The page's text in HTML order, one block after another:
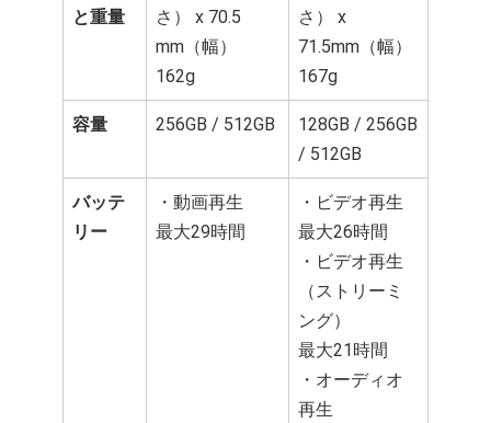
と重量
さ） x 70.5
mm（幅）
162g
さ） x
71.5mm（幅）
167g
容量 256GB / 512GB
128GB / 256GB
/ 512GB
バッテ
リー
・動画再生
最大29時間
・ビデオ再生
最大26時間
・ビデオ再生
（ストリーミ
ング）
最大21時間
・オーディオ
再生